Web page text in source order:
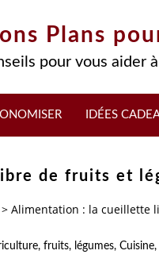
Plans
pour vous aider
IDÉES
de fruits et
> Alimentation : la cueillette
, fruits, légumes, Cuisine,